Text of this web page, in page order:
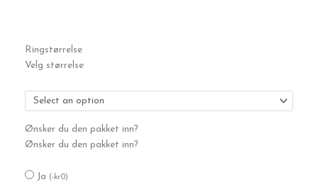
Ringstørrelse
Velg størrelse
Ønsker du den pakket inn?
Ønsker du den pakket inn?
Ja (-kr0)
antall